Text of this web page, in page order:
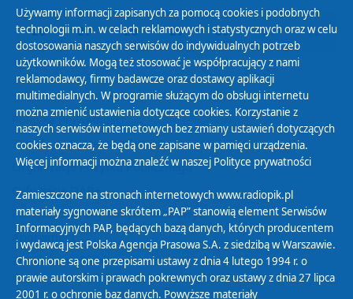
26 27 28 29 30 01 02
Polityka Prywatności
Zasady korzystania z Serwisu
Organizacje Pożytku Publicznego
Cyfryzacja DAB+
Polityka ochrony danych osobowych
Abonament
Zamówienia publiczne
Używamy informacji zapisanych za pomocą cookies i podobnych
technologii m.in. w celach reklamowych i statystycznych oraz w celu
dostosowania naszych serwisów do indywidualnych potrzeb
użytkowników. Mogą też stosować je współpracujący z nami
reklamodawcy, firmy badawcze oraz dostawcy aplikacji
multimedialnych. W programie służącym do obsługi internetu
można zmienić ustawienia dotyczące cookies. Korzystanie z
naszych serwisów internetowych bez zmiany ustawień dotyczących
cookies oznacza, że będą one zapisane w pamięci urządzenia.
Więcej informacji można znaleźć w naszej Polityce prywatności
Zamieszczone na stronach internetowych www.radiopik.pl
materiały sygnowane skrótem „PAP” stanowią element Serwisów
Informacyjnych PAP, będących bazą danych, których producentem
i wydawcą jest Polska Agencja Prasowa S.A. z siedzibą w Warszawie.
Chronione są one przepisami ustawy z dnia 4 lutego 1994 r. o
prawie autorskim i prawach pokrewnych oraz ustawy z dnia 27 lipca
2001 r. o ochronie baz danych. Powyższe materiały